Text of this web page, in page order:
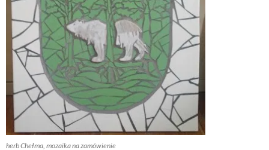
herb Chełma, mozaika na zamówienie